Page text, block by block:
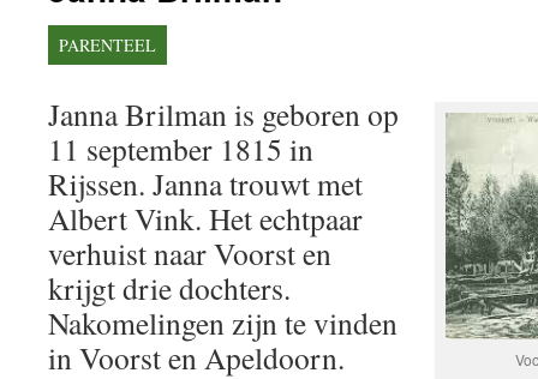
PARENTEEL
Janna Brilman is geboren op
11 september 1815 in
Rijssen. Janna trouwt met
Albert Vink. Het echtpaar
verhuist naar Voorst en
krijgt drie dochters.
Nakomelingen zijn te vinden
in Voorst en Apeldoorn.